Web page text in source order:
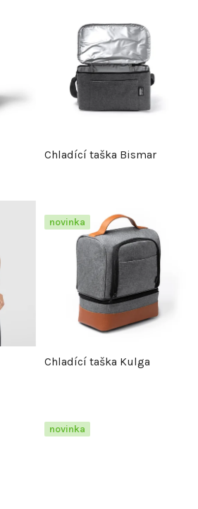
Chladící taška Bismar
novinka
Chladící taška Kulga
novinka